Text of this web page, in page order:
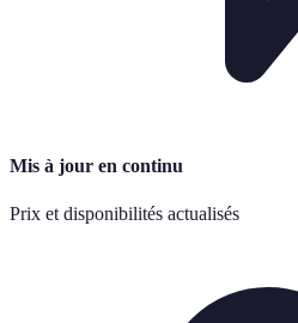
Mis à jour en continu
Prix et disponibilités actualisés